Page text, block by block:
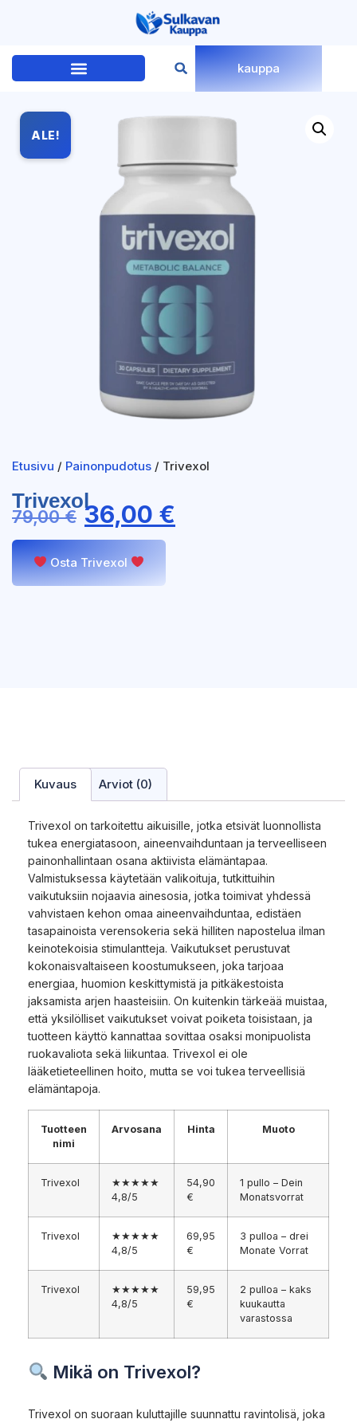
kauppa
ALE!
Etusivu / Painonpudotus / Trivexol
Trivexol
79,00€ 36,00 €
Osta Trivexol
Kuvaus Arviot (0)
Trivexol on tarkoitettu aikuisille, jotka etsivät luonnollista
tukea energiatasoon, aineenvaihduntaan ja terveelliseen
painonhallintaan osana aktiivista elämäntapaa.
Valmistuksessa käytetään valikoituja, tutkittuihin
vaikutuksiin nojaavia ainesosia, jotka toimivat yhdessä
vahvistaen kehon omaa aineenvaihduntaa, edistäen
tasapainoista verensokeria sekä hilliten napostelua ilman
keinotekoisia stimulantteja. Vaikutukset perustuvat
kokonaisvaltaiseen koostumukseen, joka tarjoaa
energiaa, huomion keskittymistä ja pitkäkestoista
jaksamista arjen haasteisiin. On kuitenkin tärkeää muistaa,
että yksilölliset vaikutukset voivat poiketa toisistaan, ja
tuotteen käyttö kannattaa sovittaa osaksi monipuolista
ruokavaliota sekä liikuntaa. Trivexol ei ole
lääketieteellinen hoito, mutta se voi tukea terveellisiä
elämäntapoja.
Tuotteen
nimi
Arvosana Hinta Muoto
Trivexol
★★★★★
4,8/5
54,90
€
1 pullo – Dein
Monatsvorrat
Trivexol
★★★★★
4,8/5
69,95
€
3 pulloa – drei
Monate Vorrat
Trivexol
★★★★★
4,8/5
59,95
€
2 pulloa – kaks
kuukautta
varastossa
Mikä on Trivexol?
Trivexol on suoraan kuluttajille suunnattu ravintolisä, joka